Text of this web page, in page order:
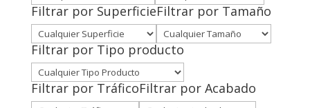
Filtrar por SuperficieFiltrar por Tamaño
Filtrar por Tipo producto
Filtrar por TráficoFiltrar por Acabado